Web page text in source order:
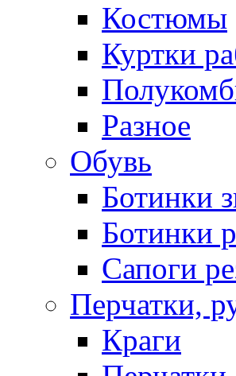
Костюмы
Куртки
Разное
Обувь
Ботинки
Ботинки
Сапоги
Перчатки,
Краги